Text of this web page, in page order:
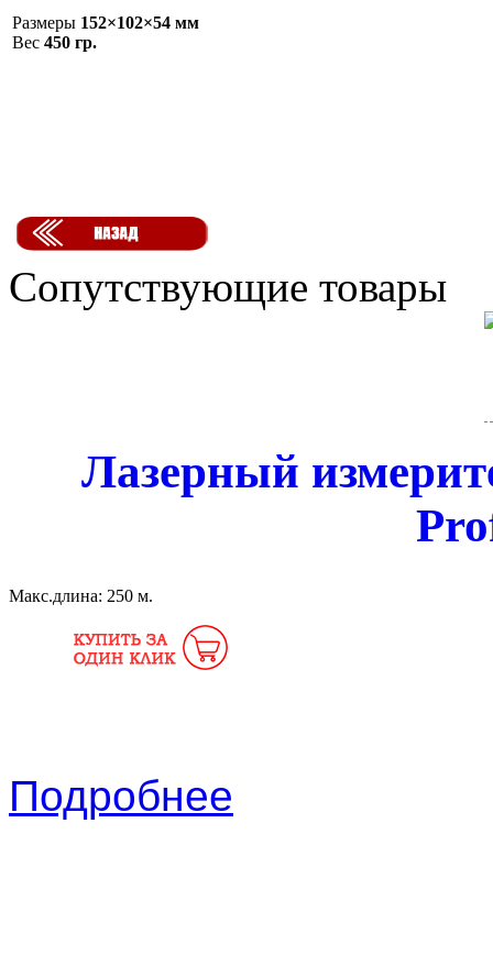
Размеры 152×102×54 мм
Вес 450 гр.
Сопутствующие товары
Лазерный
Макс.длина: 250 м.
Подробнее